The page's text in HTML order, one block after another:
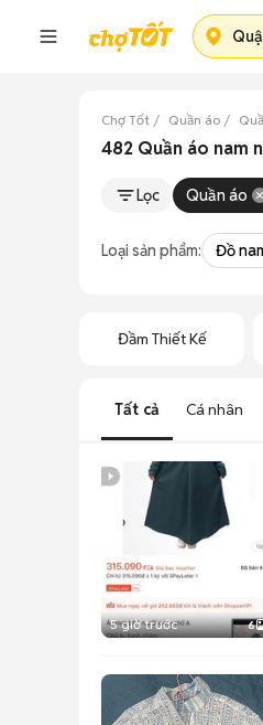
Chợ Tốt Quần áo
482 Quần áo nam
Lọc Quần áo
Loại sản phẩm: Đồ
Đầm Thiết Kế
Tất cả Cá nhân
5 giờ trước 6